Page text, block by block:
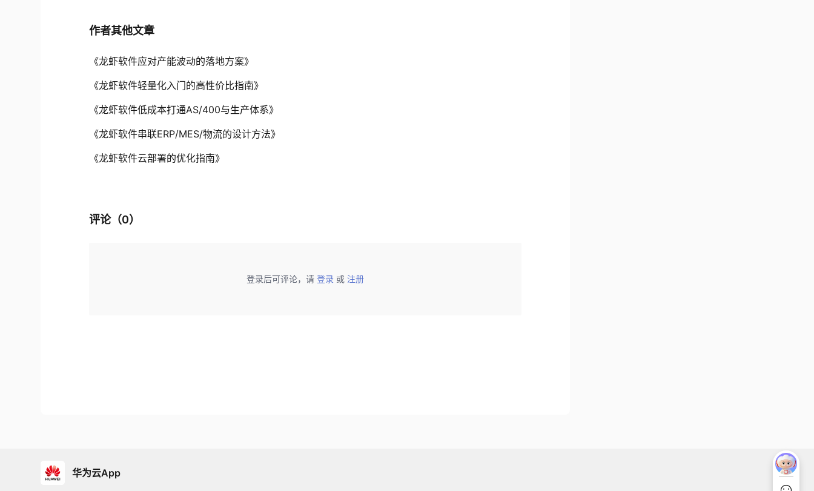
作者其他文章
《龙虾软件应对产能波动的落地方案》
《龙虾软件轻量化入门的高性价比指南》
《龙虾软件低成本打通AS/400与生产体系》
《龙虾软件串联ERP/MES/物流的设计方法》
《龙虾软件云部署的优化指南》
评论（0）
登录后可评论，请 登录 或 注册
华为云App